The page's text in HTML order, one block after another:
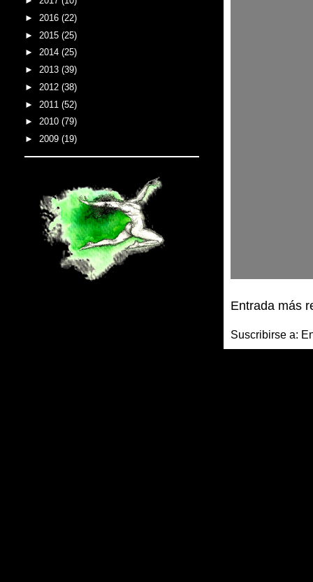
Entrada más
Suscribirse a:
► 2016 (22)
► 2015 (25)
► 2014 (25)
► 2013 (39)
► 2012 (38)
► 2011 (52)
► 2010 (79)
► 2009 (19)